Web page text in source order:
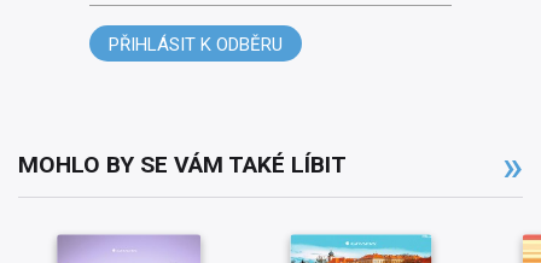
PŘIHLÁSIT K ODBĚRU
MOHLO BY SE VÁM TAKÉ LÍBIT